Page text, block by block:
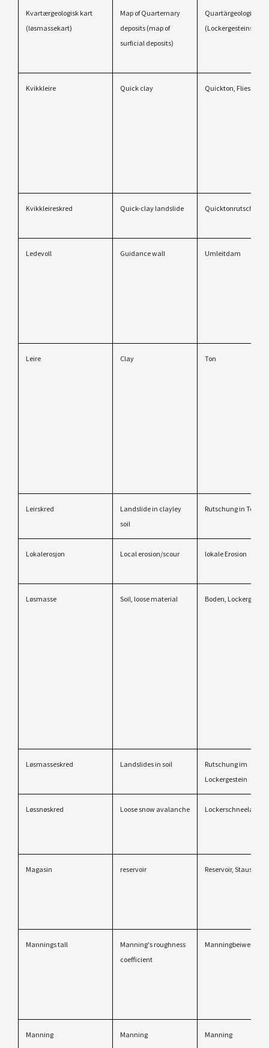
Kvartærgeologisk kart
(løsmassekart)
Map of Quarternary
deposits (map of
surficial deposits)
Quartärgeologische
Kvikkleire Quick clay Quickton, Fliesston
Kvikkleireskred Quick-clay landslide Quicktonrutschung
Ledevoll Guidance wall Umleitdam
Leire Clay Ton
Leirskred
Landslide in clayley
soil
Rutschung in Ton
Lokalerosjon Local erosion/scour lokale Erosion
Løsmasse Soil, loose material Boden,
Løsmasseskred Landslides in soil
Rutschung im
Lockergestein
Løssnøskred Loose snow avalanche Lockerschneelawine
Magasin reservoir Reservoir, Stausee
Mannings tall
Manning's roughness
coefficient
Manningbeiwert
Manning Manning Manning